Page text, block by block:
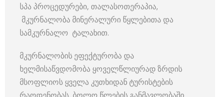
სპა პროცედურები, თალასოთერაპია,
მკურნალობა მინერალური წყლებითა და
სამკურნალო ტალახით.
მკურნალობის ეფექტურობა და
ხელმისაწვდომობა ყოველწლიურად ზრდის
მსოფლიოს ყველა კუთხიდან ტურისტების